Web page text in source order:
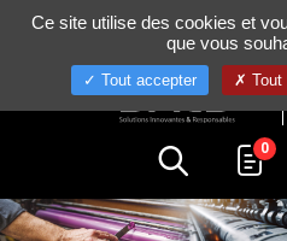
+33 (0)4 75
0
Gestion de vos préférences sur
Ce site utilise des cookies et
que vous
Tout accepter Tout